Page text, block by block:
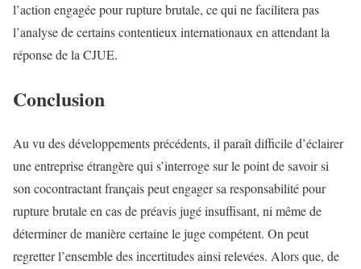
l’action engagée pour rupture brutale, ce qui ne facilitera pas
l’analyse de certains contentieux internationaux en attendant la
réponse de la CJUE.
Conclusion
Au vu des développements précédents, il paraît difficile d’éclairer
une entreprise étrangère qui s’interroge sur le point de savoir si
son cocontractant français peut engager sa responsabilité pour
rupture brutale en cas de préavis jugé insuffisant, ni même de
déterminer de manière certaine le juge compétent. On peut
regretter l’ensemble des incertitudes ainsi relevées. Alors que, de